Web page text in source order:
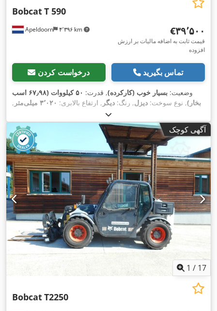
Apeldoorn ۴٬۳۹۶ km
BobcatT 590
‎€۳۹٬۵۰۰
قیمت ثابت به اضافه مالیات بر ارزش
افزوده
درخواست کردن تماس بگیرید
وضعیت: بسیار خوب (کارکرده), قدرت:
۵۰ کیلووات (۶۷٫۹۸ اسب
بخار), نوع سوخت: دیزل, رنگ: دیگر , ارتفاع بالابری: ۳٬۰۲۰ میلی‌متر
,
سال ساخت:
آگهی کوچک
1 / 17
BobcatT2250